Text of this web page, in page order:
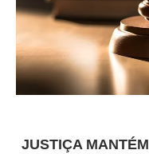
JUSTIÇA